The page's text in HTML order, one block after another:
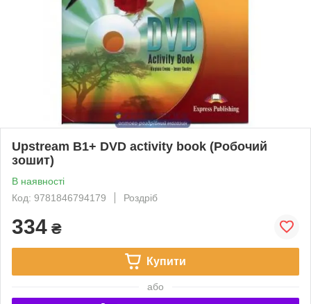
Upstream B1+ DVD activity book (Робочий
зошит)
В наявності
Код: 9781846794179
Роздріб
334 ₴
Купити
або